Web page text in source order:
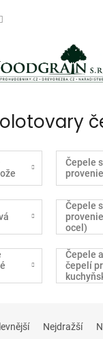
Čepele
Čepele
ocel)
Čepele
čepelí
Nejdražší